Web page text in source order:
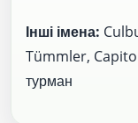
Інші імена:
Tümmler,
турман